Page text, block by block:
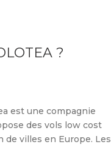
?
est une compagnie
des vols low cost
villes en Europe. Les